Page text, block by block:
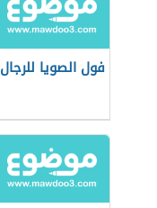
فول الصويا للرجال